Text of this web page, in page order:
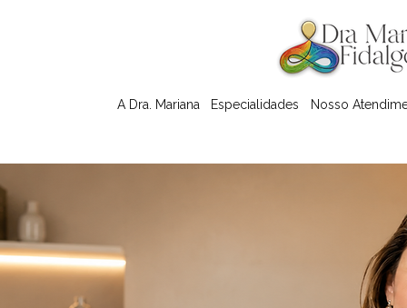
A Dra. Mariana Especialidades Nosso